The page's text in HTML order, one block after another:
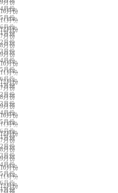
9月份
10月份
11月份
12月份
4月份
5月份
6月份
7月份
8月份
9月份
10月份
11月份
12月份
济南展会排期
1月份
2月份
3月份
4月份
5月份
6月份
7月份
8月份
9月份
10月份
11月份
12月份
中山展会排期
1月份
2月份
3月份
4月份
5月份
6月份
7月份
8月份
9月份
10月份
11月份
12月份
重庆展会排期
1月份
2月份
3月份
4月份
5月份
6月份
贵阳展会排期
1月份